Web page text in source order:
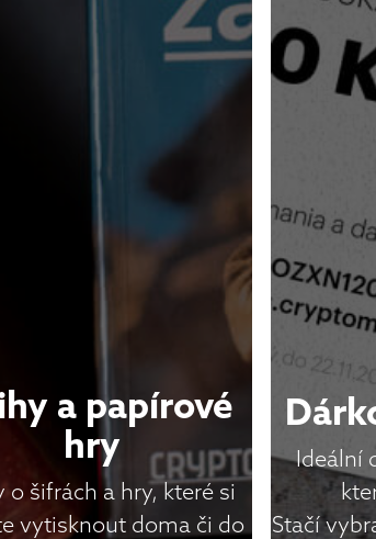
a papírové
hry
o šifrách a hry, které si
vytisknout doma či do
Ideální
Stačí